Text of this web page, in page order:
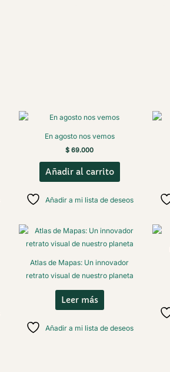
En agosto nos vemos
$ 69.000
Añadir al carrito
Añadir a mi lista de deseos
Atlas de Mapas: Un innovador
retrato visual de nuestro planeta
Leer más
Añadir a mi lista de deseos